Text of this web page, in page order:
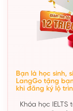
Bạn là học sinh,
LangGo tặng
khi đăng ký lộ
Khóa học